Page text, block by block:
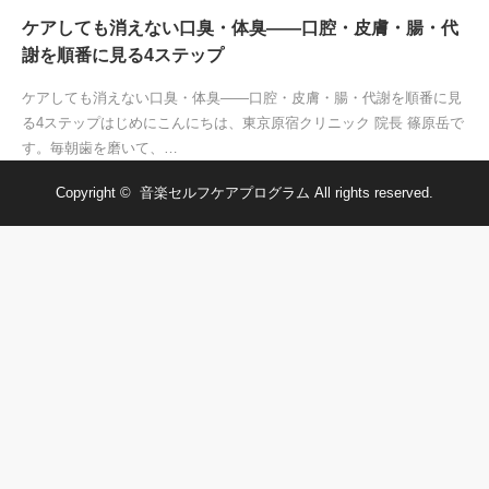
ケアしても消えない口臭・体臭——口腔・皮膚・腸・代
謝を順番に見る4ステップ
ケアしても消えない口臭・体臭——口腔・皮膚・腸・代謝を順番に見
る4ステップはじめにこんにちは、東京原宿クリニック 院長 篠原岳で
す。毎朝歯を磨いて、…
Copyright © 音楽セルフケアプログラム All rights reserved.